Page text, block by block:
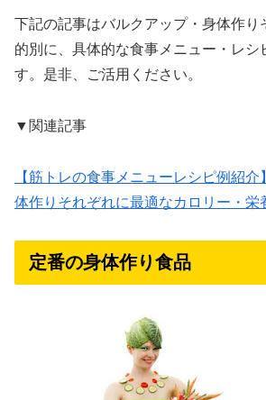
下記の記事はバルクアップ・身体作り
的別に、具体的な食事メニュー・レシ
す。是非、ご活用ください。
▼関連記事
【筋トレの食事メニューレシピ例紹
体作りそれぞれに最適なカロリー・栄
定番の身体作り食品